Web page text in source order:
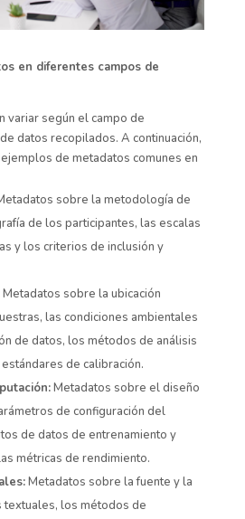
en diferentes campos de
variar según el campo de
datos recopilados. A continuación,
de metadatos comunes en
sobre la metodología de
de los participantes, las escalas
y los criterios de inclusión y
Metadatos sobre la ubicación
las condiciones ambientales
de datos, los métodos de análisis
de calibración.
Metadatos sobre el diseño
de configuración del
de datos de entrenamiento y
métricas de rendimiento.
Metadatos sobre la fuente y la
textuales, los métodos de